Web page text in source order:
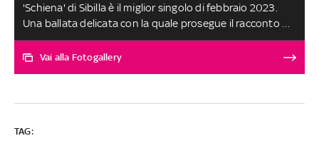
'Schiena' di Sibilla è il miglior singolo di febbraio 2023.
Una ballata delicata con la quale prosegue il racconto di
una storia conclusa con Roma a fare da sfondo. L'Urbe è
protagonista delle sensazioni post rottura cantate
che adesso non fa più parte della sua vita. Le altre
posto a pari merito. SELEZIONE E SCELTA DEI BRANI A
Vai alla Fotogallery
TAG: